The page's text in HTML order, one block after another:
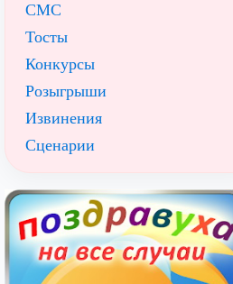
СМС
Тосты
Конкурсы
Розыгрыши
Извинения
Сценарии